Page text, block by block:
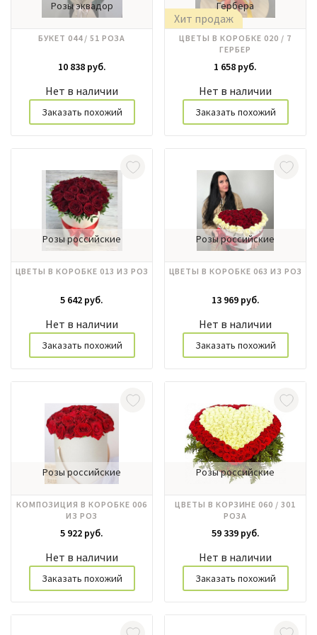
Розы эквадор
БУКЕТ 044 / 51 РОЗА
10 838 руб.
Нет в наличии
Заказать похожий
Гербера
Хит продаж
ЦВЕТЫ В КОРОБКЕ 020 / 7
ГЕРБЕР
1 658 руб.
Нет в наличии
Заказать похожий
Розы российские
ЦВЕТЫ В КОРОБКЕ 013 ИЗ РОЗ
5 642 руб.
Нет в наличии
Заказать похожий
Розы российские
ЦВЕТЫ В КОРОБКЕ 063 ИЗ РОЗ
13 969 руб.
Нет в наличии
Заказать похожий
Розы российские
КОМПОЗИЦИЯ В КОРОБКЕ 006
ИЗ РОЗ
5 922 руб.
Нет в наличии
Заказать похожий
Розы российские
ЦВЕТЫ В КОРЗИНЕ 060 / 301
РОЗА
59 339 руб.
Нет в наличии
Заказать похожий